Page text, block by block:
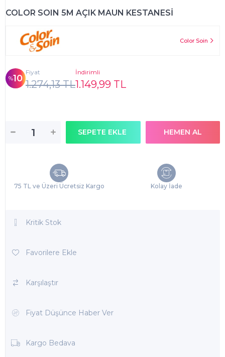
COLOR SOIN 5M AÇIK MAUN KESTANESİ
Color Soin
10
Fiyat
1.274,13 TL
İndirimli
1.149,99 TL
75 TL ve Üzeri Ücretsiz Kargo Kolay İade
Kritik Stok
Favorilere Ekle
Karşılaştır
Fiyat Düşünce Haber Ver
Kargo Bedava